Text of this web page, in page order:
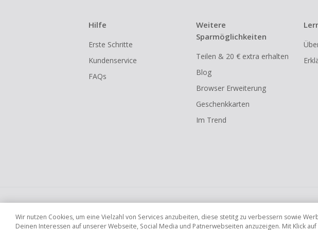
Hilfe
Erste Schritte
Kundenservice
FAQs
Weitere
Sparmöglichkeiten
Teilen & 20 € extra erhalten
Blog
Browser Erweiterung
Geschenkkarten
Im Trend
Wir nutzen Cookies, um eine Vielzahl von Services anzubeiten, diese stetitg zu verbessern sowie
Deinen Interessen auf unserer Webseite, Social Media und Patnerwebseiten anzuzeigen. Mit Klick